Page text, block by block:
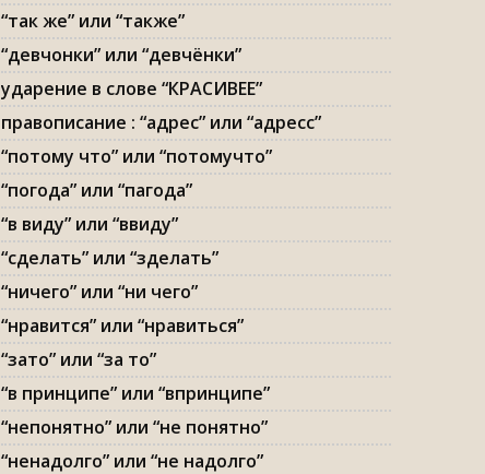
“так же” или “также”
“девчонки” или “девчёнки”
ударение в слове “КРАСИВЕЕ”
правописание : “адрес” или “адресс”
“потому что” или “потомучто”
“погода” или “пагода”
“в виду” или “ввиду”
“сделать” или “зделать”
“ничего” или “ни чего”
“нравится” или “нравиться”
“зато” или “за то”
“в принципе” или “впринципе”
“непонятно” или “не понятно”
“ненадолго” или “не надолго”